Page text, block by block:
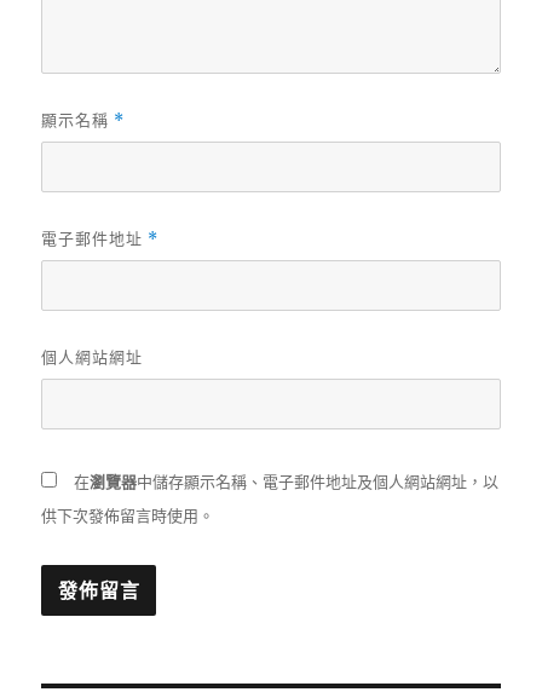
顯示名稱 *
電子郵件地址 *
個人網站網址
在瀏覽器中儲存顯示名稱、電子郵件地址及個人網站網址，以
供下次發佈留言時使用。